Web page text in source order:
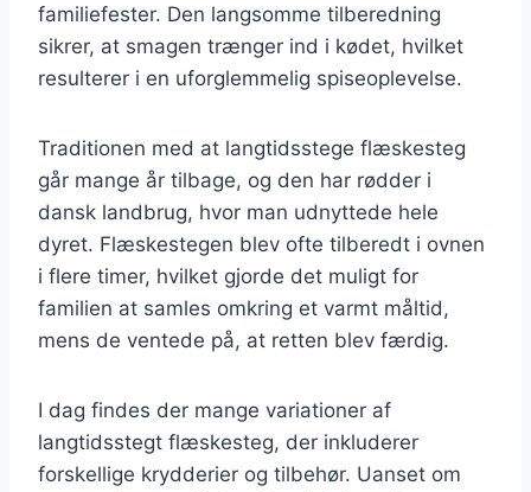
familiefester. Den langsomme tilberedning
sikrer, at smagen trænger ind i kødet, hvilket
resulterer i en uforglemmelig spiseoplevelse.
Traditionen med at langtidsstege flæskesteg
går mange år tilbage, og den har rødder i
dansk landbrug, hvor man udnyttede hele
dyret. Flæskestegen blev ofte tilberedt i ovnen
i flere timer, hvilket gjorde det muligt for
familien at samles omkring et varmt måltid,
mens de ventede på, at retten blev færdig.
I dag findes der mange variationer af
langtidsstegt flæskesteg, der inkluderer
forskellige krydderier og tilbehør. Uanset om